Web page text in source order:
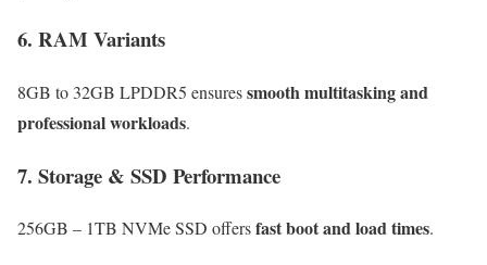
6. RAM Variants
8GB to 32GB LPDDR5 ensuressmooth multitasking and
professional workloads.
7. Storage & SSD Performance
256GB – 1TB NVMe SSD offersfast boot and load times.